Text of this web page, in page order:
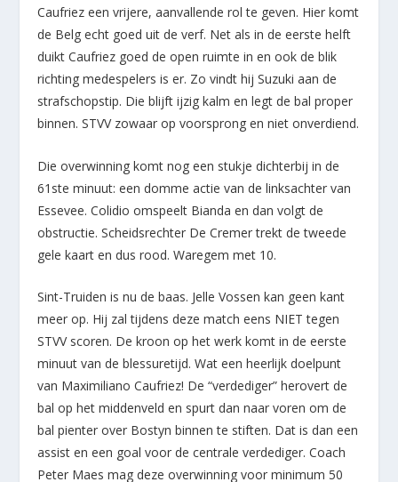
Caufriez een vrijere, aanvallende rol te geven. Hier komt
de Belg echt goed uit de verf. Net als in de eerste helft
duikt Caufriez goed de open ruimte in en ook de blik
richting medespelers is er. Zo vindt hij Suzuki aan de
strafschopstip. Die blijft ijzig kalm en legt de bal proper
binnen. STVV zowaar op voorsprong en niet onverdiend.
Die overwinning komt nog een stukje dichterbij in de
61 ste minuut: een domme actie van de linksachter van
Essevee. Colidio omspeelt Bianda en dan volgt de
obstructie. Scheidsrechter De Cremer trekt de tweede
gele kaart en dus rood. Waregem met 10.
Sint-Truiden is nu de baas. Jelle Vossen kan geen kant
meer op. Hij zal tijdens deze match eens NIET tegen
STVV scoren. De kroon op het werk komt in de eerste
minuut van de blessuretijd. Wat een heerlijk doelpunt
van Maximiliano Caufriez! De “verdediger” herovert de
bal op het middenveld en spurt dan naar voren om de
bal pienter over Bostyn binnen te stiften. Dat is dan een
assist en een goal voor de centrale verdediger. Coach
Peter Maes mag deze overwinning voor minimum 50